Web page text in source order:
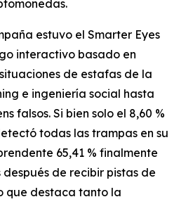
estuvo el Smarter Eyes
interactivo basado en
de estafas de la
e ingeniería social hasta
falsos. Si bien solo el 8,60 %
todas las trampas en su
65,41 % finalmente
después de recibir pistas de
que destaca tanto la